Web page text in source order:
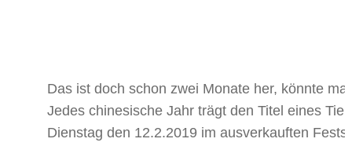
Das ist doch schon zwei Monate her, könnte
Jedes chinesische Jahr trägt den Titel eines
Dienstag den 12.2.2019 im ausverkauften